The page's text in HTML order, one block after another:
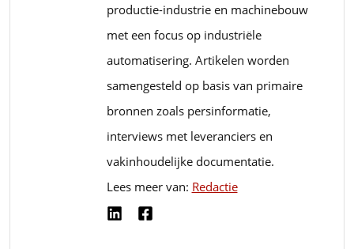
productie-industrie en machinebouw
met een focus op industriële
automatisering. Artikelen worden
samengesteld op basis van primaire
bronnen zoals persinformatie,
interviews met leveranciers en
vakinhoudelijke documentatie.
Lees meer van: Redactie